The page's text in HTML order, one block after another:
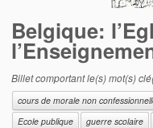
Belgique:
Billet comportant le(s) mot(s)
cours de morale non
Ecole publique
guerre scolaire